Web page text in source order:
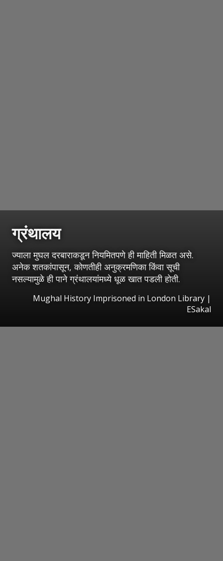
ग्रंथालय
ज्याला मुघल दरबाराकडून नियमितपणे ही माहिती मिळत असे.
अनेक शतकांपासून, कोणतीही अनुक्रमणिका किंवा सूची
नसल्यामुळे ही पाने ग्रंथालयांमध्ये धूळ खात पडली होती.
Mughal History Imprisoned in London Library |
ESakal